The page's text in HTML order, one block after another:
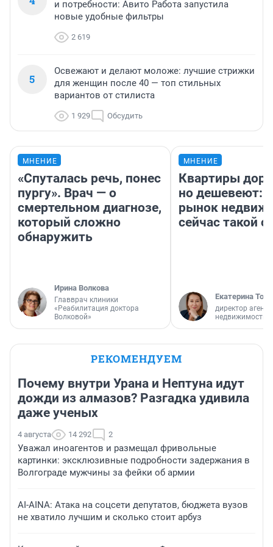
и потребности: Авито Работа запустила
новые удобные фильтры
2 619
5
Освежают и делают моложе: лучшие стрижки
для женщин после 40 — топ стильных
вариантов от стилиста
1 929 Обсудить
МНЕНИЕ
«Спуталась речь, понес
пургу». Врач — о
смертельном диагнозе,
который сложно
обнаружить
Ирина Волкова
Главврач клиники
«Реабилитация доктора
Волковой»
МНЕНИЕ
Квартиры
но дешевеют:
рынок
сейчас такой
Екатерина
директор
недвижимости
РЕКОМЕНДУЕМ
Почему внутри Урана и Нептуна идут
дожди из алмазов? Разгадка удивила
даже ученых
4 августа 14 292 2
Уважал иноагентов и размещал фривольные
картинки: эксклюзивные подробности задержания в
Волгограде мужчины за фейки об армии
AI-AINA: Атака на соцсети депутатов, бюджета вузов
не хватило лучшим и сколько стоит арбуз